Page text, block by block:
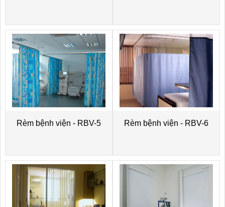
Rèm bệnh viện - RBV-5 Rèm bệnh viện - RBV-6